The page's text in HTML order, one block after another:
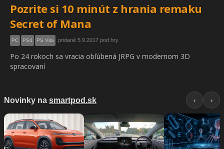
Pozrite si 10 minút z hrania remaku
Secret of Mana
PC PS4 PS Vita pridané 5.9.2017 pod hry
Po 24 rokoch sa vracia obľúbená JRPG v modernom 3D
spracovaní